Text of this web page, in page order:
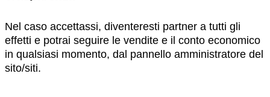
Nel caso accettassi, diventeresti partner a tutti gli
effetti e potrai seguire le vendite e il conto economico
in qualsiasi momento, dal pannello amministratore del
sito/siti.